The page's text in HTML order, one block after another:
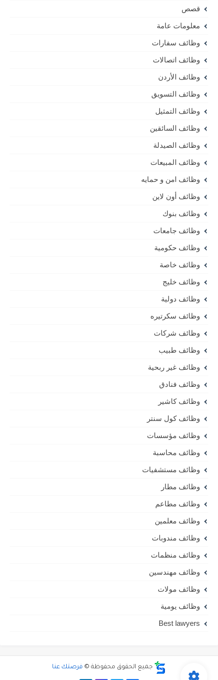
قصص
معلومات عامة
وظائف سفارات
وظائف اتصالات
وظائف الأردن
وظائف التسويق
وظائف التمثيل
وظائف السائقين
وظائف الصيدلة
وظائف المبيعات
وظائف امن و حمايه
وظائف أون لاين
وظائف بنوك
وظائف جامعات
وظائف حكومية
وظائف خاصة
وظائف خليج
وظائف دولية
وظائف سكرتيره
وظائف شركات
وظائف طبيب
وظائف غير ربحية
وظائف فنادق
وظائف كاشير
وظائف كول سنتر
وظائف مؤسسات
وظائف محاسبة
وظائف مستشفيات
وظائف مطار
وظائف مطاعم
وظائف معلمين
وظائف مندوبات
وظائف منظمات
وظائف مهندسين
وظائف مولات
وظائف يومية
Best lawyers
جميع الحقوق محفوظة © فرصتك عنا